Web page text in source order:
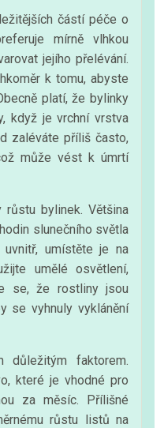
částí péče o
mírně vlhkou
jejího přelévání.
k tomu, abyste
platí, že bylinky
když je vrchní vrstva
zaléváte příliš často,
může vést k úmrtí
bylinek. Většina
slunečního světla
umístěte je na
umělé osvětlení,
se, že rostliny jsou
se vyhnuly vyklánění
faktorem.
které je vhodné pro
za měsíc. Přílišné
růstu listů na